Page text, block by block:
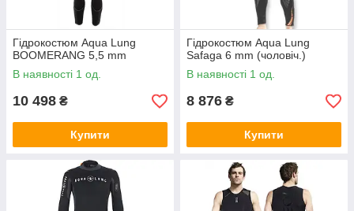
Гідрокостюм Aqua Lung
BOOMERANG 5,5 mm
В наявності 1 од.
10 498 ₴
Купити
Гідрокостюм Aqua Lung
Safaga 6 mm (чоловіч.)
В наявності 1 од.
8 876 ₴
Купити